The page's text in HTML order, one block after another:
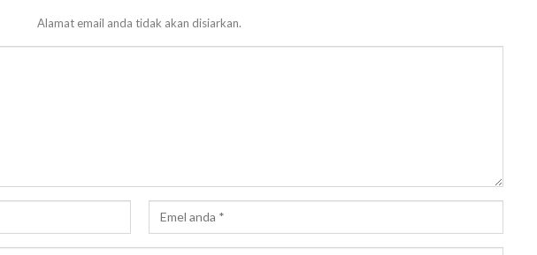
Alamat email anda tidak akan disiarkan.